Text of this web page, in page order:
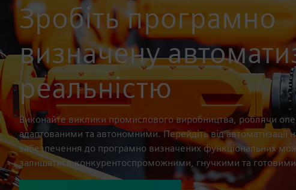
Зробіть програмно
визначену
реальністю
Виконайте виклики промислового виробництва, роблячи
адаптованими та автономними. Перейдіть від автоматизації
забезпечення до програмно визначених функціональних
залишатися конкурентоспроможними, гнучкими та